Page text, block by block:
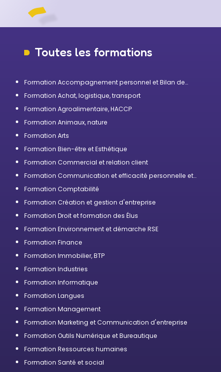
Toutes les formations
Formation Accompagnement personnel et Bilan de
Formation Achat, logistique, transport
Formation Agroalimentaire, HACCP
Formation Animaux, nature
Formation Arts
Formation Bien-être et Esthétique
Formation Commercial et relation client
Formation Communication et efficacité personnelle et
Formation Comptabilité
Formation Création et gestion d'entreprise
Formation Droit et formation des Élus
Formation Environnement et démarche RSE
Formation Finance
Formation Immobilier, BTP
Formation Industries
Formation Informatique
Formation Langues
Formation Management
Formation Marketing et Communication d'entreprise
Formation Outils Numérique et Bureautique
Formation Ressources humaines
Formation Santé et social